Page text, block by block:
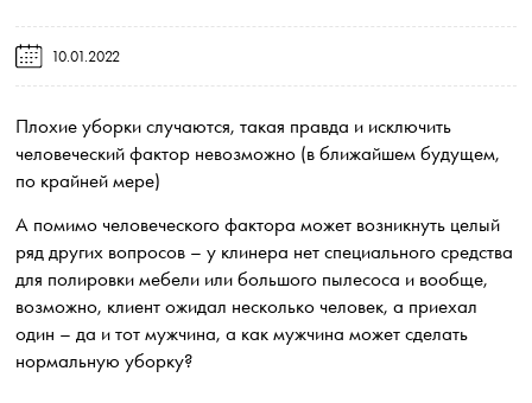
10.01.2022
Плохие уборки случаются, такая правда и исключить
человеческий фактор невозможно (в ближайшем будущем,
по крайней мере)
А помимо человеческого фактора может возникнуть целый
ряд других вопросов – у клинера нет специального средства
для полировки мебели или большого пылесоса и вообще,
возможно, клиент ожидал несколько человек, а приехал
один – да и тот мужчина, а как мужчина может сделать
нормальную уборку?